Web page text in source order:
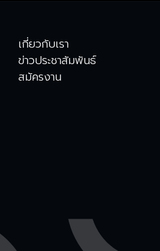
เกี่ยวกับเรา
ข่าวประชาสัมพันธ์
สมัครงาน